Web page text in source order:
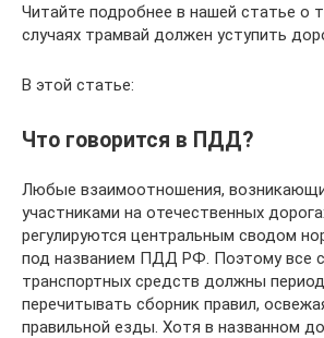
Читайте подробнее в нашей статье о
случаях трамвай должен уступить
В этой статье:
Что говорится в ПДД?
Любые взаимоотношения,
участниками на отечественных
регулируются центральным сводом
под названием ПДД РФ. Поэтому все
транспортных средств должны
перечитывать сборник правил,
правильной езды. Хотя в названном